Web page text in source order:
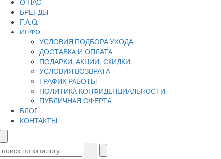
О НАС
БРЕНДЫ
F.A.Q.
ИНФО
УСЛОВИЯ ПОДБОРА УХОДА
ДОСТАВКА И ОПЛАТА
ПОДАРКИ, АКЦИИ, СКИДКИ.
УСЛОВИЯ ВОЗВРАТА
ГРАФИК РАБОТЫ
ПОЛИТИКА КОНФИДЕНЦИАЛЬНОСТИ
ПУБЛИЧНАЯ ОФЕРТА
БЛОГ
КОНТАКТЫ